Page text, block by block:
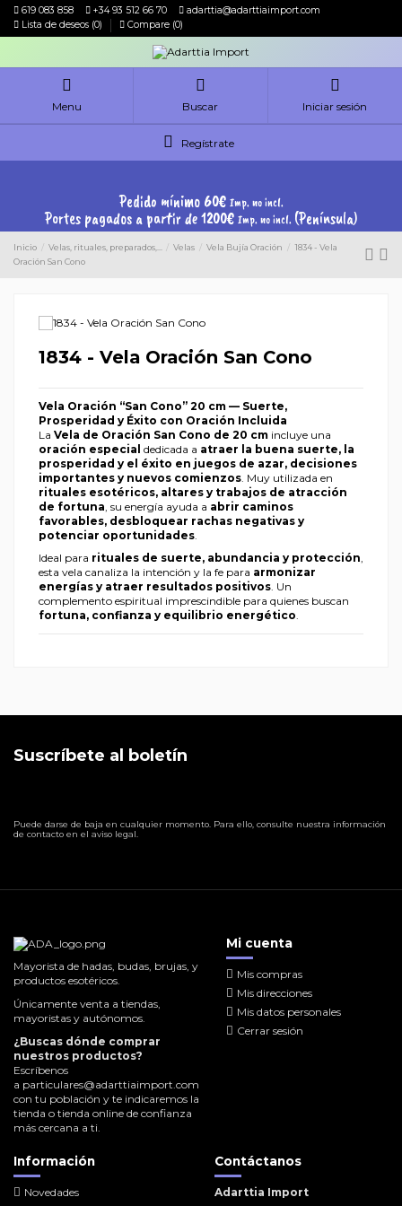
619 083 858 +34 93 512 66 70
adarttia@adarttiaimport.com
Lista de deseos (0) Compare (0)
Menu Buscar Iniciar sesión
Regístrate
Pedido mínimo 60€ Imp. no incl.
Portes pagados a partir de 1200€ Imp. no incl. (Península)
Inicio Velas, rituales, preparados,... Velas Vela Bujía Oración
1834 - Vela
Oración San Cono
1834 - Vela Oración San Cono
Vela Oración “San Cono” 20 cm — Suerte,
Prosperidad y Éxito con Oración Incluida
La Vela de Oración San Cono de 20 cm incluye una
oración especial dedicada a atraer la buena suerte, la
prosperidad y el éxito en juegos de azar, decisiones
importantes y nuevos comienzos . Muy utilizada en
rituales esotéricos, altares y trabajos de atracción
de fortuna , su energía ayuda a abrir caminos
favorables, desbloquear rachas negativas y
potenciar oportunidades
Ideal para rituales de suerte, abundancia y protección,
esta vela canaliza la intención y la fe para armonizar
energías y atraer resultados positivos. Un
complemento espiritual imprescindible para quienes buscan
fortuna, confianza y equilibrio energético.
Suscríbete al boletín
Puede darse de baja en cualquier momento. Para ello, consulte nuestra información
de contacto en el aviso legal.
Mayorista de hadas, budas, brujas, y
productos esotéricos.
Únicamente venta a tiendas,
mayoristas y autónomos.
¿Buscas dónde comprar
nuestros productos?
Escríbenos
a particulares@adarttiaimport.com
con tu población y te indicaremos la
tienda o tienda online de confianza
más cercana a ti.
Mi cuenta
Mis compras
Mis direcciones
Mis datos personales
Cerrar sesión
Información
Novedades
Contáctanos
Adarttia Import